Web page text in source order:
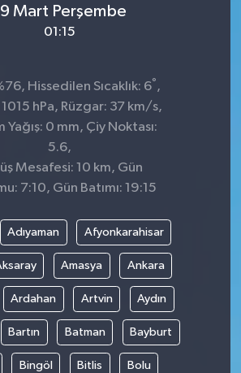
Mart Perşembe
01:15
Hissedilen Sıcaklık: 6°,
1015 hPa, Rüzgar: 37 km/s,
Yağış: 0 mm, Çiy Noktası:
5.6,
Mesafesi: 10 km, Gün
7:10, Gün Batımı: 19:15
Adıyaman Afyonkarahisar
Amasya Ankara
Ardahan Artvin Aydın
Bartın Batman Bayburt
Bingöl Bitlis Bolu